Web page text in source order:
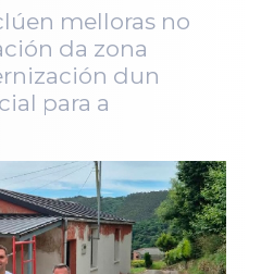
melloras no
da zona
dun
para a